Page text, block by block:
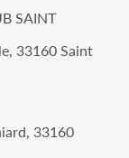
SAINT
33160 Saint
33160